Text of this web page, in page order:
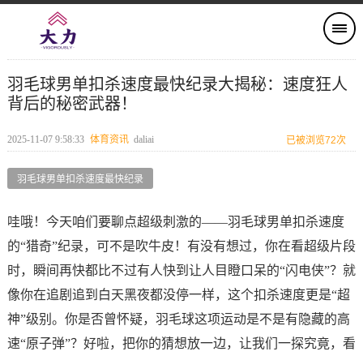
羽毛球男单扣杀速度最快纪录大揭秘：速度狂人
背后的秘密武器！
2025-11-07 9:58:33 体育资讯 daliai 已被浏览72次
羽毛球男单扣杀速度最快纪录
哇哦！今天咱们要聊点超级刺激的——羽毛球男单扣杀速度
的“猎奇”纪录，可不是吹牛皮！有没有想过，你在看超级片段
时，瞬间再快都比不过有人快到让人目瞪口呆的“闪电侠”？就
像你在追剧追到白天黑夜都没停一样，这个扣杀速度更是“超
神”级别。你是否曾怀疑，羽毛球这项运动是不是有隐藏的高
速“原子弹”？好啦，把你的猜想放一边，让我们一探究竟，看